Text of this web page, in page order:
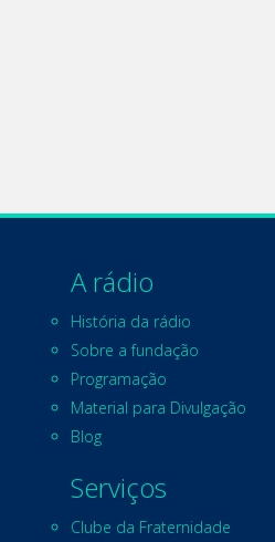
A rádio
História da rádio
Sobre a fundação
Programação
Material para Divulgação
Blog
Serviços
Clube da Fraternidade